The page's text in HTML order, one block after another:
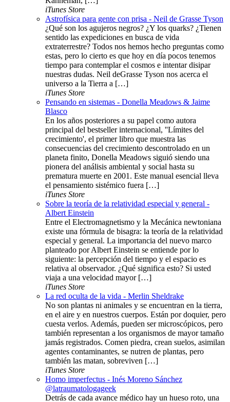
iTunes Store
Astrofísica para gente con prisa - Neil de Grasse Tyson
¿Qué son los agujeros negros? ¿Y los quarks? ¿Tienen
sentido las expediciones en busca de vida
extraterrestre? Todos nos hemos hecho preguntas como
estas, pero lo cierto es que hoy en día pocos tenemos
tiempo para contemplar el cosmos e intentar disipar
nuestras dudas. Neil deGrasse Tyson nos acerca el
universo a la Tierra a […]
iTunes Store
Pensando en sistemas - Donella Meadows & Jaime
Blasco
En los años posteriores a su papel como autora
principal del bestseller internacional, ''Límites del
crecimiento', el primer libro que muestra las
consecuencias del crecimiento descontrolado en un
planeta finito, Donella Meadows siguió siendo una
pionera del análisis ambiental y social hasta su
prematura muerte en 2001. Este manual esencial lleva
el pensamiento sistémico fuera […]
iTunes Store
Sobre la teoría de la relatividad especial y general -
Albert Einstein
Entre el Electromagnetismo y la Mecánica newtoniana
existe una fórmula de bisagra: la teoría de la relatividad
especial y general. La importancia del nuevo marco
planteado por Albert Einstein se entiende por lo
siguiente: la percepción del tiempo y el espacio es
relativa al observador. ¿Qué significa esto? Si usted
viaja a una velocidad mayor […]
iTunes Store
La red oculta de la vida - Merlin Sheldrake
No son plantas ni animales y se encuentran en la tierra,
en el aire y en nuestros cuerpos. Están por doquier, pero
cuesta verlos. Además, pueden ser microscópicos, pero
también representan a los organismos de mayor tamaño
jamás registrados. Comen piedra, crean suelos, asimilan
agentes contaminantes, se nutren de plantas, pero
también las matan, sobreviven […]
iTunes Store
Homo imperfectus - Inés Moreno Sánchez
@latraumatologageek
Detrás de cada avance médico hay un hueso roto, una